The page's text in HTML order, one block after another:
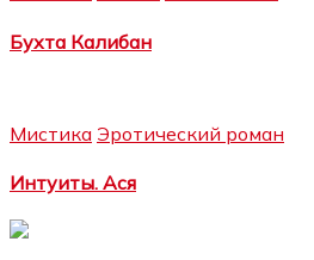
Бухта Калибан
Мистика Эротический роман
Интуиты. Ася